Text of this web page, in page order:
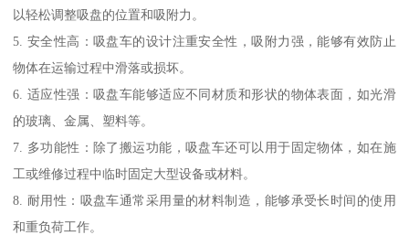
以轻松调整吸盘的位置和吸附力。
5. 安全性高：吸盘车的设计注重安全性，吸附力强，能够有效防止
物体在运输过程中滑落或损坏。
6. 适应性强：吸盘车能够适应不同材质和形状的物体表面，如光滑
的玻璃、金属、塑料等。
7. 多功能性：除了搬运功能，吸盘车还可以用于固定物体，如在施
工或维修过程中临时固定大型设备或材料。
8. 耐用性：吸盘车通常采用量的材料制造，能够承受长时间的使用
和重负荷工作。